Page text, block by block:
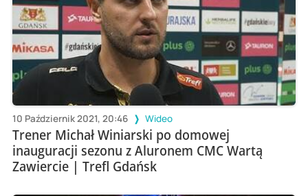
10 Październik 2021, 20:46 Wideo
Trener Michał Winiarski po domowej
inauguracji sezonu z Aluronem CMC Wartą
Zawiercie | Trefl Gdańsk